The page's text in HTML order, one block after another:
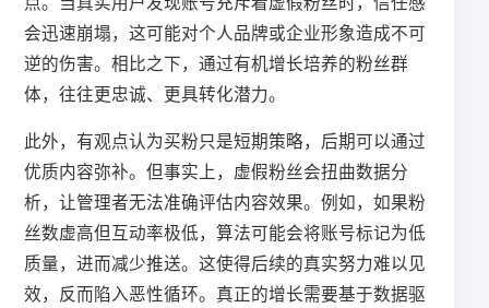
会迅速崩塌，这可能对个人品牌或企业形象造成不可
逆的伤害。相比之下，通过有机增长培养的粉丝群
体，往往更忠诚、更具转化潜力。
此外，有观点认为买粉只是短期策略，后期可以通过
优质内容弥补。但事实上，虚假粉丝会扭曲数据分
析，让管理者无法准确评估内容效果。例如，如果粉
丝数虚高但互动率极低，算法可能会将账号标记为低
质量，进而减少推送。这使得后续的真实努力难以见
效，反而陷入恶性循环。真正的增长需要基于数据驱